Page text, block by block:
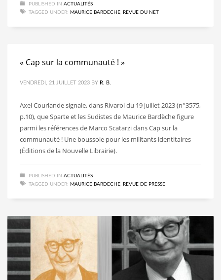
PUBLISHED IN ACTUALITÉS
TAGGED UNDER: MAURICE BARDECHE REVUE DU NET
« Cap sur la communauté ! »
VENDREDI, 21 JUILLET 2023 BY R. B.
Axel Courlande signale, dans Rivarol du 19 juillet 2023 (n°3575,
p.10), que Sparte et les Sudistes de Maurice Bardèche figure
parmi les références de Marco Scatarzi dans Cap sur la
communauté ! Une boussole pour les militants identitaires
(Éditions de la Nouvelle Librairie).
PUBLISHED IN ACTUALITÉS
TAGGED UNDER: MAURICE BARDECHE REVUE DE PRESSE